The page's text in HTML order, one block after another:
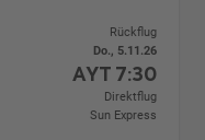
Rückflug
Do., 5.11.26
AYT 7:30
Direktflug
Sun Express